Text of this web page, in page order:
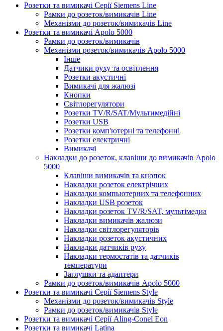
Розетки та вимикачі Серії Siemens Line
Рамки до розеток/вимикачів Line
Механізми до розеток/вимикачів Line
Розетки та вимикачі Apolo 5000
Рамки до розеток/вимикачів
Механізми розеток/вимикачів Apolo 5000
Інше
Датчики руху та освітлення
Розетки акустичні
Вимикачі для жалюзі
Кнопки
Світлорегулятори
Розетки TV/R/SAT/Мультимедійні
Розетки USB
Розетки комп'ютерні та телефонні
Розетки електричні
Вимикачі
Накладки до розеток, клавіши до вимикачів Apolo
5000
Клавіши вимикачів та кнопок
Накладки розеток електрічних
Накладки компьютерних та телефонних
Накладки USB розеток
Накладки розеток TV/R/SAT, мультімедиа
Накладки вимикачів жалюзи
Накладки світлорегуляторів
Накладки розеток акустичних
Накладки датчиків руху
Накладки термостатів та датчиків
температури
Заглушки та адаптери
Рамки до розеток/вимикачів Apolo 5000
Розетки та вимикачі Серії Siemens Style
Механізми до розеток/вимикачів Style
Рамки до розеток/вимикачів Style
Розетки та вимикачі Серії Aling-Conel Eon
Розетки та вимикачі Latina